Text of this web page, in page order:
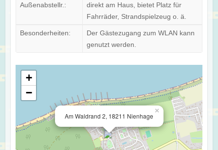
Außenabstellr.:
direkt am Haus, bietet Platz für
Fahrräder, Strandspielzeug o. ä.
Besonderheiten:
Der Gästezugang zum WLAN kann
genutzt werden.
Am Waldrand 2, 18211 Nienhage
×
+
−